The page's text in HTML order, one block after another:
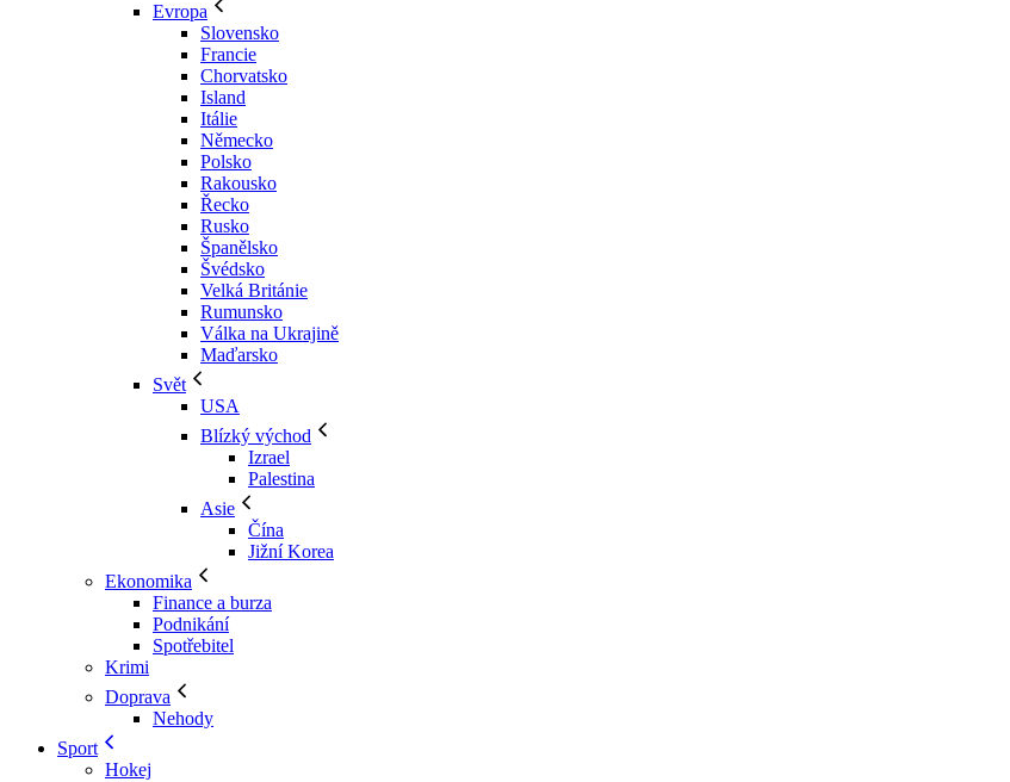
Evropa
Slovensko
Francie
Chorvatsko
Island
Itálie
Německo
Polsko
Rakousko
Řecko
Rusko
Španělsko
Švédsko
Velká Británie
Rumunsko
Válka na Ukrajině
Maďarsko
Svět
USA
Blízký východ
Izrael
Palestina
Asie
Čína
Jižní Korea
Ekonomika
Finance a burza
Podnikání
Spotřebitel
Krimi
Doprava
Nehody
Sport
Hokej